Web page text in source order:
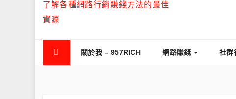
了解各種網路行銷賺錢方法的最佳
資源
關於我 – 957RICH 網路賺錢 社群